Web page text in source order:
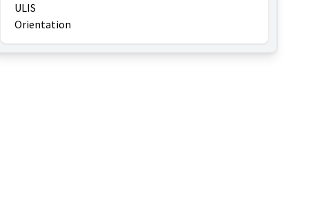
ULIS
Orientation